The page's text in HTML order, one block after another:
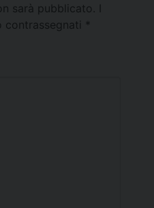
sarà pubblicato.
*